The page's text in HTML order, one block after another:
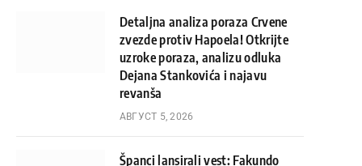
Detaljna analiza poraza Crvene
zvezde protiv Hapoela! Otkrijte
uzroke poraza, analizu odluka
Dejana Stankovića i najavu
revanša
АВГУСТ 5, 2026
Španci lansirali vest: Fakundo